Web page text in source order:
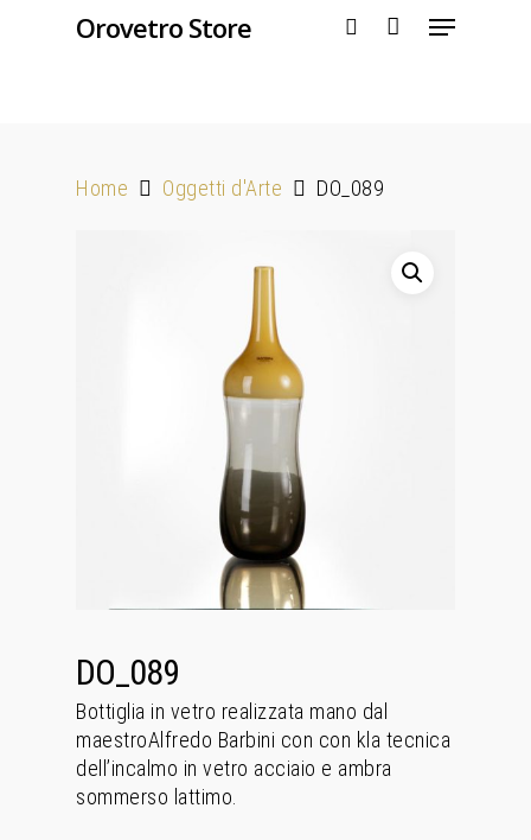
Orovetro Store
Home Oggetti d'Arte DO_089
DO_089
Bottiglia in vetro realizzata mano dal
maestroAlfredo Barbini con con kla tecnica
dell’incalmo in vetro acciaio e ambra
sommerso lattimo.